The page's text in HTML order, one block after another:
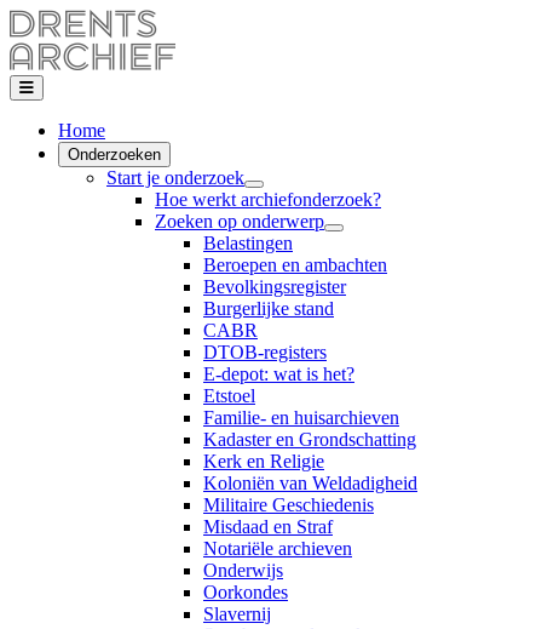
Home
Onderzoeken
Start je onderzoek
Hoe werkt archiefonderzoek?
Zoeken op onderwerp
Belastingen
Beroepen en ambachten
Bevolkingsregister
Burgerlijke stand
CABR
DTOB-registers
E-depot: wat is het?
Etstoel
Familie- en huisarchieven
Kadaster en Grondschatting
Kerk en Religie
Koloniën van Weldadigheid
Militaire Geschiedenis
Misdaad en Straf
Notariële archieven
Onderwijs
Oorkondes
Slavernij